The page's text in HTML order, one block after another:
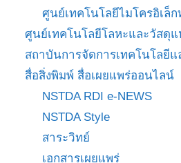
ศูนย์เทคโนโลยีไมโครอิเล็
ศูนย์เทคโนโลยีโลหะและวัสดุ
สถาบันการจัดการเทคโนโลยี
สื่อสิ่งพิมพ์ สื่อเผยแพร่ออนไลน์
NSTDA RDI e-NEWS
NSTDA Style
สาระวิทย์
เอกสารเผยแพร่